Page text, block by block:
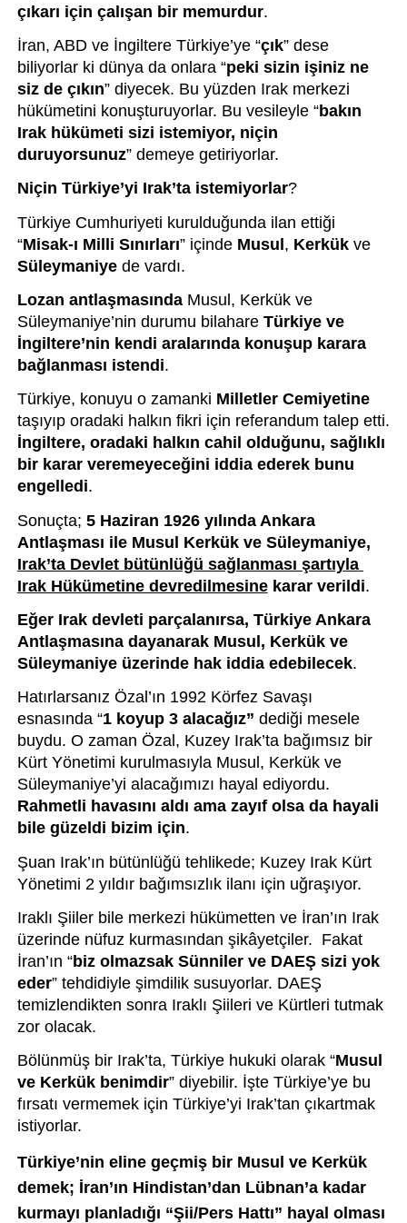
çıkarı için çalışan bir memurdur.
İran, ABD ve İngiltere Türkiye’ye “çık” dese
biliyorlar ki dünya da onlara “peki sizin işiniz ne
siz de çıkın” diyecek. Bu yüzden Irak merkezi
hükümetini konuşturuyorlar. Bu vesileyle “bakın
Irak hükümeti sizi istemiyor, niçin
duruyorsunuz” demeye getiriyorlar.
Niçin Türkiye’yi Irak’ta istemiyorlar?
Türkiye Cumhuriyeti kurulduğunda ilan ettiği
“Misak-ı Milli Sınırları” içinde Musul, Kerkük
ve
Süleymaniye de vardı.
Lozan antlaşmasında Musul, Kerkük ve
Süleymaniye’nin durumu bilahare Türkiye ve
İngiltere’nin kendi aralarında konuşup karara
bağlanması istendi.
Türkiye, konuyu o zamanki Milletler Cemiyetine
İngiltere, oradaki halkın cahil olduğunu, sağlıklı
bir karar veremeyeceğini iddia ederek bunu
engelledi.
Sonuçta; 5 Haziran 1926 yılında Ankara
Irak’ta Devlet bütünlüğü sağlanması şartıyla
Irak Hükümetine devredilmesine karar verildi.
Eğer Irak devleti parçalanırsa, Türkiye Ankara
Antlaşmasına dayanarak Musul, Kerkük ve
Süleymaniye üzerinde hak iddia edebilecek.
Hatırlarsanız Özal’ın 1992 Körfez Savaşı
esnasında “1 koyup 3 alacağız” dediği mesele
buydu. O zaman Özal, Kuzey Irak’ta bağımsız bir
Kürt Yönetimi kurulmasıyla Musul, Kerkük ve
Rahmetli havasını aldı ama zayıf olsa da hayali
bile güzeldi bizim için.
Şuan Irak’ın bütünlüğü tehlikede; Kuzey Irak Kürt
Yönetimi 2 yıldır bağımsızlık ilanı için uğraşıyor.
Iraklı Şiiler bile merkezi hükümetten ve İran’ın Irak
üzerinde nüfuz kurmasından şikâyetçiler.  Fakat
İran’ın “biz olmazsak Sünniler ve DAEŞ sizi yok
eder” tehdidiyle şimdilik susuyorlar. DAEŞ
temizlendikten sonra Iraklı Şiileri ve Kürtleri tutmak
zor olacak.
Bölünmüş bir Irak’ta, Türkiye hukuki olarak “Musul
ve Kerkük benimdir” diyebilir. İşte Türkiye’ye bu
fırsatı vermemek için Türkiye’yi Irak’tan çıkartmak
istiyorlar.
Türkiye’nin eline geçmiş bir Musul ve Kerkük
demek; İran’ın Hindistan’dan Lübnan’a kadar
kurmayı planladığı “Şii/Pers Hattı” hayal olması